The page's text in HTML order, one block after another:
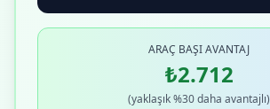
ARAÇ BAŞI AVANTAJ
₺2.712
(yaklaşık %30 daha avantajlı)